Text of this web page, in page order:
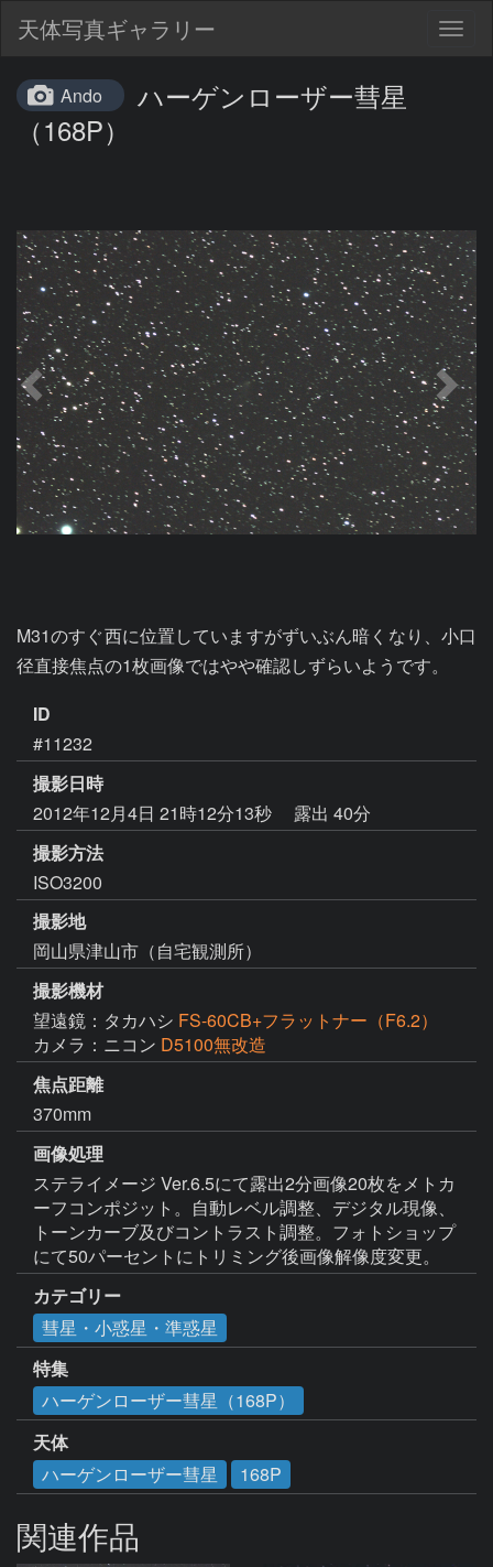
天体写真ギャラリー
Ando
ハーゲンローザー彗星
（168P）
M31のすぐ西に位置していますがずいぶん暗くなり、小口
径直接焦点の1枚画像ではやや確認しずらいようです。
ID
#11232
撮影日時
2012年12月4日 21時12分13秒
露出 40分
撮影方法
ISO3200
撮影地
岡山県津山市（自宅観測所）
撮影機材
望遠鏡：タカハシ FS-60CB+フラットナー（F6.2）
カメラ：ニコン D5100無改造
焦点距離
370mm
画像処理
ステライメージ Ver.6.5にて露出2分画像20枚をメトカ
ーフコンポジット。自動レベル調整、デジタル現像、
トーンカーブ及びコントラスト調整。フォトショップ
にて50パーセントにトリミング後画像解像度変更。
カテゴリー
彗星・小惑星・準惑星
特集
ハーゲンローザー彗星（168P）
天体
ハーゲンローザー彗星
168P
関連作品